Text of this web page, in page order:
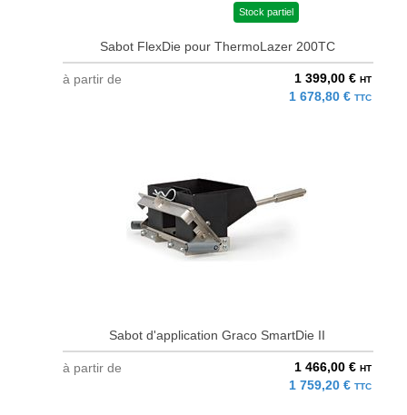
Stock partiel
Sabot FlexDie pour ThermoLazer 200TC
à partir de 1 399,00 € HT
1 678,80 € TTC
Sabot d'application Graco SmartDie II
à partir de 1 466,00 € HT
1 759,20 € TTC